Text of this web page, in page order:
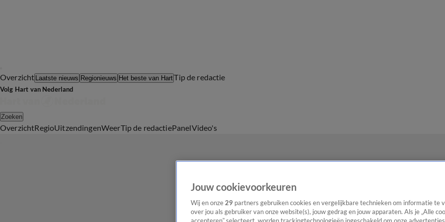
Overzicht Laatste nieuws Regionieuws Het beste van HartTip de redactie
Volg Hart van Nederland
Zoeken
OverzichtRegioUitzendingenWeerTip de redactiePanelVideo's
Jouw cookievoorkeuren
Wij en onze 29 partners gebruiken cookies en vergelijkbare technieken om informatie te
over jou als gebruiker van onze website(s), jouw gedrag en jouw apparaten. Als je „Alle